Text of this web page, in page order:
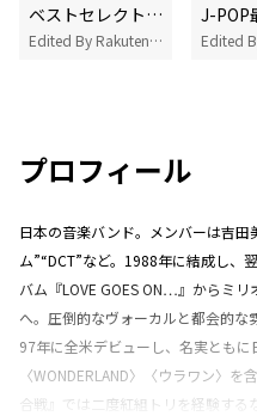
ベストセレクト:DREAMS COME TRUE
Edited By Rakuten Music
J-POP
プロフィール
日本の音楽バンド。メンバーは吉田
ム”“DCT”など。1988年に結成し、
バム『LOVE GOES ON…』からミ
へ。圧倒的なヴォーカルと都会的な
97年に全米デビューし、名実ともに
〈WONDERLAND〉〈ウラワン〉
合戦』では二度紅組トリを経験す